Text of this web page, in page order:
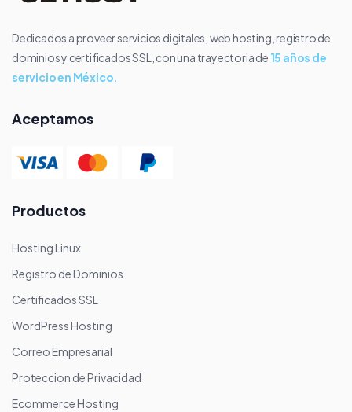
Dedicados a proveer servicios digitales, web hosting, registro de
dominios y certificados SSL, con una trayectoria de 15 años de
servicio en México.
Aceptamos
Productos
Hosting Linux
Registro de Dominios
Certificados SSL
WordPress Hosting
Correo Empresarial
Proteccion de Privacidad
Ecommerce Hosting